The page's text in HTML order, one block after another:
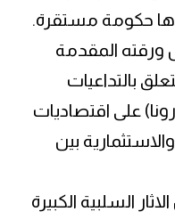
حكومة مستقرة.
ورقته المقدمة
بالتداعيات
على اقتصاديات
بين
السلبية الكبيرة